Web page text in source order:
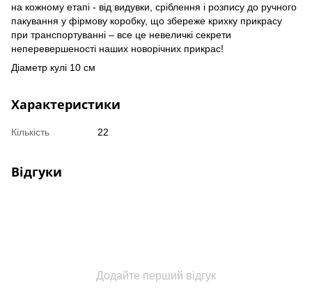
на кожному етапі - від видувки, сріблення і розпису до ручного
пакування у фірмову коробку, що збереже крихку прикрасу
при транспортуванні – все це невеличкі секрети
неперевершеності наших новорічних прикрас!
Діаметр кулі 10 см
Характеристики
Кількість 22
Відгуки
Додайте перший відгук